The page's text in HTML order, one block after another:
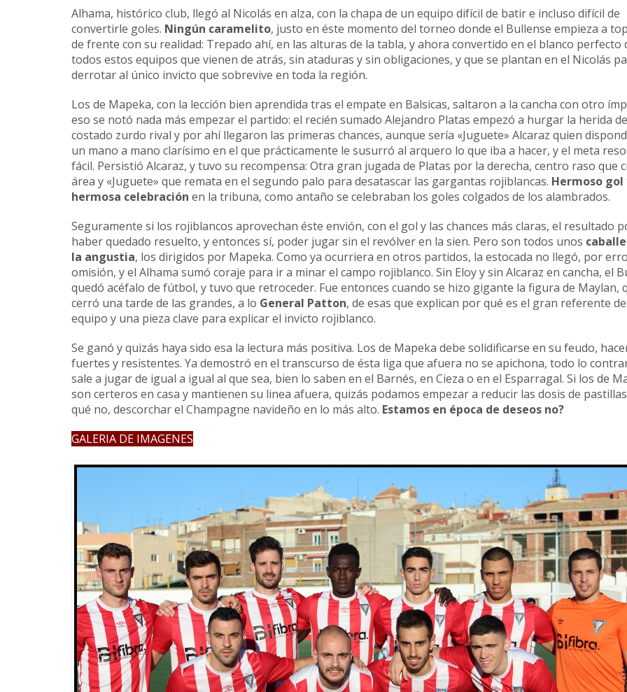
Alhama, histórico club, llegó al Nicolás en alza, con la chapa de un equipo difícil de batir e incluso difícil de
convertirle goles. Ningún caramelito, justo en éste momento del torneo donde el Bullense empieza a
de frente con su realidad: Trepado ahí, en las alturas de la tabla, y ahora convertido en el blanco perfecto
todos estos equipos que vienen de atrás, sin ataduras y sin obligaciones, y que se plantan en el Nicolás
derrotar al único invicto que sobrevive en toda la región.
Los de Mapeka, con la lección bien aprendida tras el empate en Balsicas, saltaron a la cancha con otro
eso se notó nada más empezar el partido: el recién sumado Alejandro Platas empezó a hurgar la herida
costado zurdo rival y por ahí llegaron las primeras chances, aunque sería «Juguete» Alcaraz quien
un mano a mano clarísimo en el que prácticamente le susurró al arquero lo que iba a hacer, y el meta
fácil. Persistió Alcaraz, y tuvo su recompensa: Otra gran jugada de Platas por la derecha, centro raso que
área y «Juguete» que remata en el segundo palo para desatascar las gargantas rojiblancas. Hermoso gol
hermosa celebración en la tribuna, como antaño se celebraban los goles colgados de los alambrados.
Seguramente si los rojiblancos aprovechan éste envión, con el gol y las chances más claras, el resultado
haber quedado resuelto, y entonces sí, poder jugar sin el revólver en la sien. Pero son todos unos
la angustia, los dirigidos por Mapeka. Como ya ocurriera en otros partidos, la estocada no llegó, por
omisión, y el Alhama sumó coraje para ir a minar el campo rojiblanco. Sin Eloy y sin Alcaraz en cancha, el
quedó acéfalo de fútbol, y tuvo que retroceder. Fue entonces cuando se hizo gigante la figura de Maylan,
cerró una tarde de las grandes, a lo General Patton, de esas que explican por qué es el gran referente
equipo y una pieza clave para explicar el invicto rojiblanco.
Se ganó y quizás haya sido esa la lectura más positiva. Los de Mapeka debe solidificarse en su feudo,
fuertes y resistentes. Ya demostró en el transcurso de ésta liga que afuera no se apichona, todo lo
sale a jugar de igual a igual al que sea, bien lo saben en el Barnés, en Cieza o en el Esparragal. Si los de
son certeros en casa y mantienen su linea afuera, quizás podamos empezar a reducir las dosis de
qué no, descorchar el Champagne navideño en lo más alto. Estamos en época de deseos no?
GALERIA DE IMAGENES